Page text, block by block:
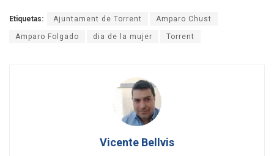
Etiquetas: Ajuntament de Torrent Amparo Chust
Amparo Folgado dia de la mujer Torrent
Vicente Bellvis